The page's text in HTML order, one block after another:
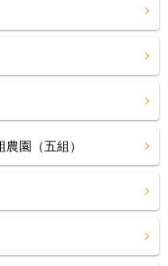
園（五組）